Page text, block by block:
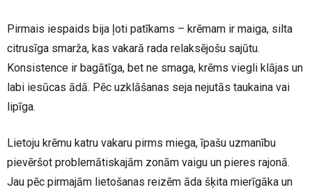
Pirmais iespaids bija ļoti patīkams – krēmam ir maiga, silta
citrusīga smarža, kas vakarā rada relaksējošu sajūtu.
Konsistence ir bagātīga, bet ne smaga, krēms viegli klājas un
labi iesūcas ādā. Pēc uzklāšanas seja nejutās taukaina vai
lipīga.
Lietoju krēmu katru vakaru pirms miega, īpašu uzmanību
pievēršot problemātiskajām zonām vaigu un pieres rajonā.
Jau pēc pirmajām lietošanas reizēm āda šķita mierīgāka un